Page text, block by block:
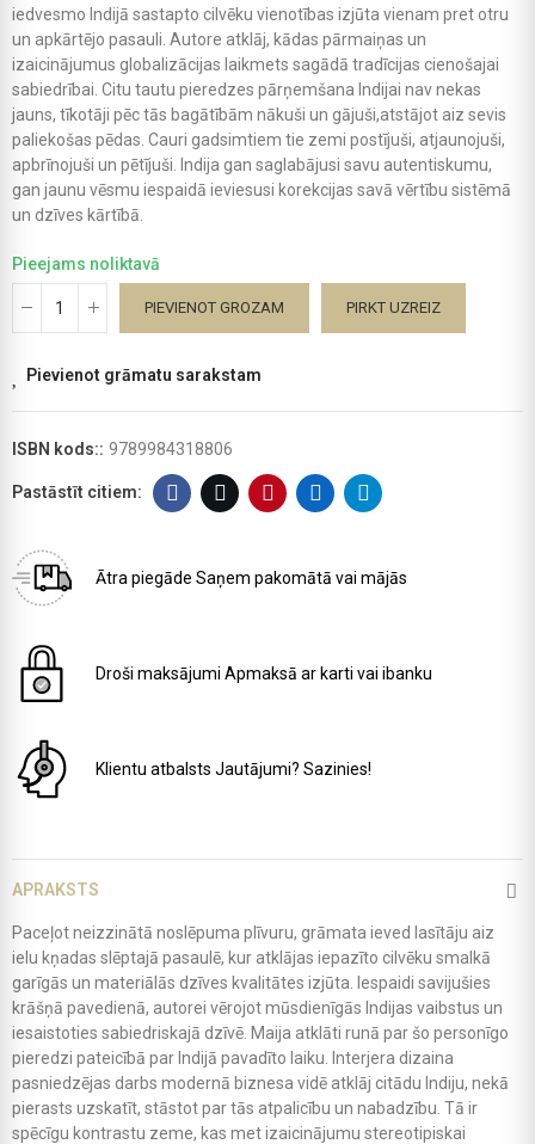
iedvesmo Indijā sastapto cilvēku vienotības izjūta vienam pret otru
un apkārtējo pasauli. Autore atklāj, kādas pārmaiņas un
izaicinājumus globalizācijas laikmets sagādā tradīcijas cienošajai
sabiedrībai. Citu tautu pieredzes pārņemšana Indijai nav nekas
jauns, tīkotāji pēc tās bagātībām nākuši un gājuši,atstājot aiz sevis
paliekošas pēdas. Cauri gadsimtiem tie zemi postījuši, atjaunojuši,
apbrīnojuši un pētījuši. Indija gan saglabājusi savu autentiskumu,
gan jaunu vēsmu iespaidā ieviesusi korekcijas savā vērtību sistēmā
un dzīves kārtībā.
Pieejams noliktavā
PIEVIENOT GROZAM PIRKT UZREIZ
Pievienot grāmatu sarakstam
ISBN kods:: 9789984318806
Ātra piegāde Saņem pakomātā vai mājās
Droši maksājumi Apmaksā ar karti vai ibanku
Klientu atbalsts Jautājumi? Sazinies!
APRAKSTS
Paceļot neizzinātā noslēpuma plīvuru, grāmata ieved lasītāju aiz
ielu kņadas slēptajā pasaulē, kur atklājas iepazīto cilvēku smalkā
garīgās un materiālās dzīves kvalitātes izjūta. Iespaidi savijušies
krāšņā pavedienā, autorei vērojot mūsdienīgās Indijas vaibstus un
iesaistoties sabiedriskajā dzīvē. Maija atklāti runā par šo personīgo
pieredzi pateicībā par Indijā pavadīto laiku. Interjera dizaina
pasniedzējas darbs modernā biznesa vidē atklāj citādu Indiju, nekā
pierasts uzskatīt, stāstot par tās atpalicību un nabadzību. Tā ir
spēcīgu kontrastu zeme, kas met izaicinājumu stereotipiskai